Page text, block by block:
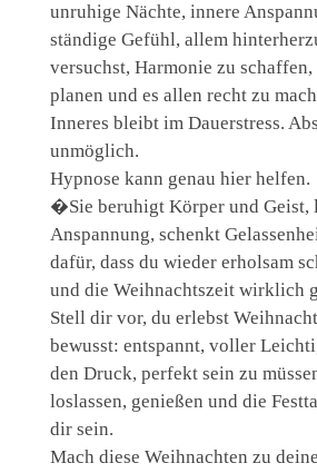
unruhige Nächte, innere
ständige Gefühl, allem
versuchst, Harmonie zu
planen und es allen recht zu
Inneres bleibt im Dauerstress.
unmöglich.
Hypnose kann genau hier helfen.
�Sie beruhigt Körper und Geist,
Anspannung, schenkt
dafür, dass du wieder erholsam
und die Weihnachtszeit wirklich
Stell dir vor, du erlebst
bewusst: entspannt, voller
den Druck, perfekt sein zu
loslassen, genießen und die
dir sein.
Mach diese Weihnachten zu